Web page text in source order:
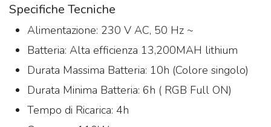
Specifiche Tecniche
Alimentazione: 230 V AC, 50 Hz ~
Batteria: Alta efficienza 13,200MAH lithium
Durata Massima Batteria: 10h (Colore singolo)
Durata Minima Batteria: 6h ( RGB Full ON)
Tempo di Ricarica: 4h